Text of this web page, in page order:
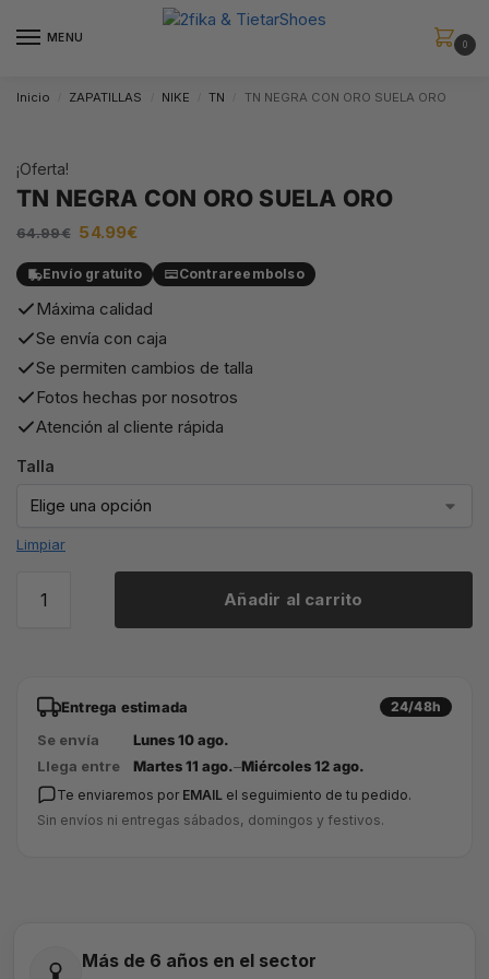
MENU
0
Inicio ZAPATILLAS NIKE TN TN NEGRA CON ORO SUELA ORO
¡Oferta!
TN NEGRA CON ORO SUELA ORO
64.99€ 54.99€
Envío gratuito Contrareembolso
Máxima calidad
Se envía con caja
Se permiten cambios de talla
Fotos hechas por nosotros
Atención al cliente rápida
Talla
Limpiar
Añadir al carrito
Entrega estimada 24/48h
Se envía
Lunes 10 ago.
Llega entre
Martes 11 ago.–Miércoles 12 ago.
Te enviaremos por EMAIL el seguimiento de tu pedido.
Sin envíos ni entregas sábados, domingos y festivos.
Más de 6 años en el sector